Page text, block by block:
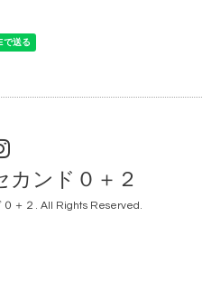
カンド０＋２
＋２ . All Rights Reserved.